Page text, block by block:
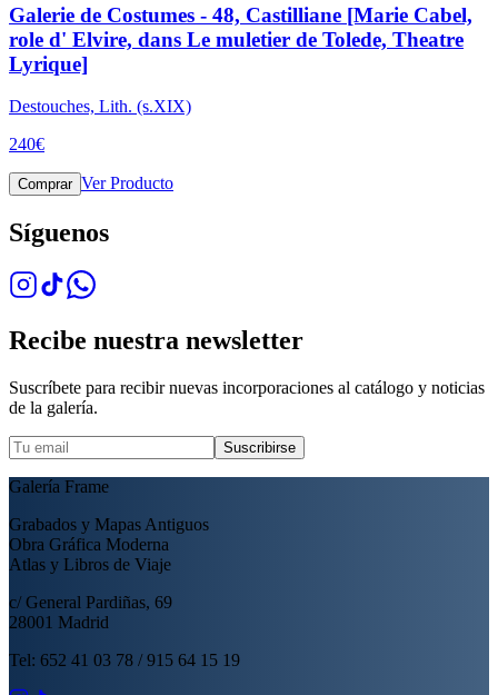
Galerie de Costumes - 48, Castilliane [Marie Cabel,
role d' Elvire, dans Le muletier de Tolede, Theatre
Lyrique]
Destouches, Lith. (s.XIX)
240€
Comprar Ver Producto
Síguenos
Recibe nuestra newsletter
Suscríbete para recibir nuevas incorporaciones al catálogo y noticias
de la galería.
Suscribirse
Galería Frame
Grabados y Mapas Antiguos
Obra Gráfica Moderna
Atlas y Libros de Viaje
c/ General Pardiñas, 69
28001 Madrid
Tel: 652 41 03 78 / 915 64 15 19